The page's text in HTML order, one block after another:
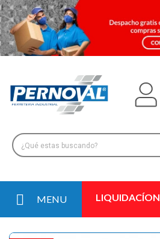
MENU LIQUIDACÍON